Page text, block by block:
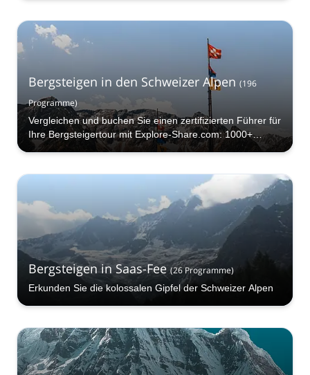
Bergsteigen in den Schweizer Alpen (196
Programme)
Vergleichen und buchen Sie einen zertifizierten Führer für
Ihre Bergsteigertour mit Explore-Share.com: 1000+
Führer, 70+ Länder und mehr als 5000 verschiedene
Bergsteigerauswahl. Die Berge rufen!
Bergsteigen in Saas-Fee (26 Programme)
Erkunden Sie die kolossalen Gipfel der Schweizer Alpen